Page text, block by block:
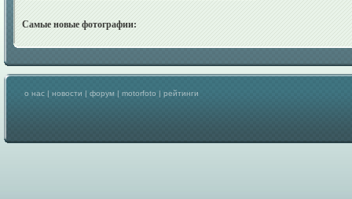
Самые новые фотографии:
о нас | новости | форум | motorfoto | рейтинги